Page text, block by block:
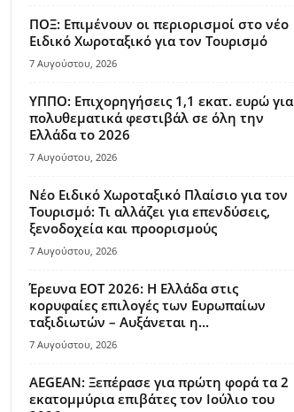
ΠΟΞ: Επιμένουν οι περιορισμοί στο νέο
Ειδικό Χωροταξικό για τον Τουρισμό
7 Αυγούστου, 2026
ΥΠΠΟ: Επιχορηγήσεις 1,1 εκατ. ευρώ για
πολυθεματικά φεστιβάλ σε όλη την
Ελλάδα το 2026
7 Αυγούστου, 2026
Νέο Ειδικό Χωροταξικό Πλαίσιο για τον
Τουρισμό: Τι αλλάζει για επενδύσεις,
ξενοδοχεία και προορισμούς
7 Αυγούστου, 2026
Έρευνα ΕΟΤ 2026: Η Ελλάδα στις
κορυφαίες επιλογές των Ευρωπαίων
ταξιδιωτών – Αυξάνεται η...
7 Αυγούστου, 2026
AEGEAN: Ξεπέρασε για πρώτη φορά τα 2
εκατομμύρια επιβάτες τον Ιούλιο του